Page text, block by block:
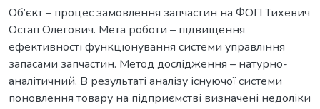
Об’єкт – процес замовлення запчастин на ФОП Тихевич
Остап Олегович. Мета роботи – підвищення
ефективності функціонування системи управління
запасами запчастин. Метод дослідження – натурно-
аналітичний. В результаті аналізу існуючої системи
поновлення товару на підприємстві визначені недоліки